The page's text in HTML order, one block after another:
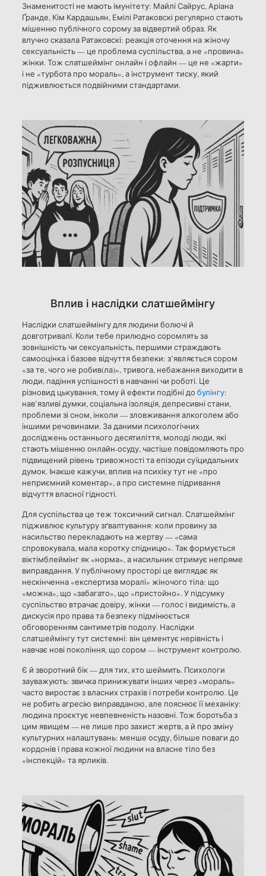
Знаменитості не мають імунітету: Майлі Сайрус, Аріана
Ґранде, Кім Кардашьян, Емілі Ратаковскі регулярно стають
мішенню публічного сорому за відвертий образ. Як
влучно сказала Ратаковскі: реакція оточення на жіночу
сексуальність — це проблема суспільства, а не «провина»
жінки. Тож слатшеймінг онлайн і офлайн — це не «жарти»
і не «турбота про мораль», а інструмент тиску, який
підживлюється подвійними стандартами.
Вплив і наслідки слатшеймінгу
Наслідки слатшеймінгу для людини болючі й
довготривалі. Коли тебе прилюдно соромлять за
зовнішність чи сексуальність, першими страждають
самооцінка і базове відчуття безпеки: з’являється сором
«за те, чого не робив(ла)», тривога, небажання виходити в
люди, падіння успішності в навчанні чи роботі. Це
різновид цькування, тому й ефекти подібні до булінгу:
нав’язливі думки, соціальна ізоляція, депресивні стани,
проблеми зі сном, інколи — зловживання алкоголем або
іншими речовинами. За даними психологічних
досліджень останнього десятиліття, молоді люди, які
стають мішенню онлайн-осуду, частіше повідомляють про
підвищений рівень тривожності та епізоди суїцидальних
думок. Інакше кажучи, вплив на психіку тут не «про
неприємний коментар», а про системне підривання
відчуття власної гідності.
Для суспільства це теж токсичний сигнал. Слатшеймінг
підживлює культуру зґвалтування: коли провину за
насильство перекладають на жертву — «сама
спровокувала, мала коротку спідницю». Так формується
віктімблеймінг як «норма», а насильник отримує непряме
виправдання. У публічному просторі це виглядає як
нескінченна «експертиза моралі» жіночого тіла: що
«можна», що «забагато», що «пристойно». У підсумку
суспільство втрачає довіру, жінки — голос і видимість, а
дискусія про права та безпеку підмінюється
обговоренням сантиметрів подолу. Наслідки
слатшеймінгу тут системні: він цементує нерівність і
навчає нові покоління, що сором — інструмент контролю.
Є й зворотний бік — для тих, хто шеймить. Психологи
зауважують: звичка принижувати інших через «мораль»
часто виростає з власних страхів і потреби контролю. Це
не робить агресію виправданою, але пояснює її механіку:
людина проєктує невпевненість назовні. Тож боротьба з
цим явищем — не лише про захист жертв, а й про зміну
культурних налаштувань: менше осуду, більше поваги до
кордонів і права кожної людини на власне тіло без
«інспекцій» та ярликів.